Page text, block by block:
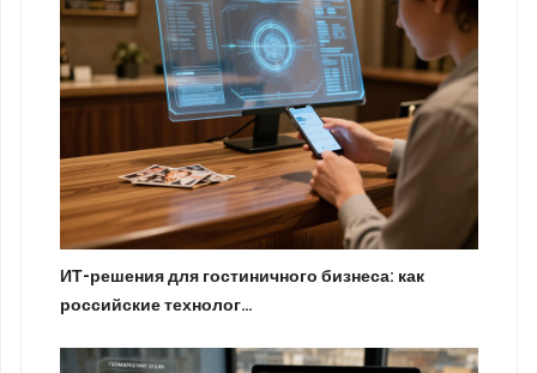
ИТ-решения для гостиничного бизнеса: как
российские технолог…